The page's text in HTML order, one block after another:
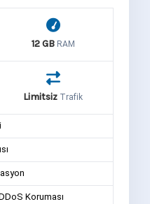
12 GB RAM
Limitsiz Trafik
Koruması